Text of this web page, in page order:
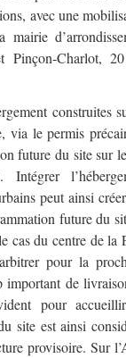
avec une
Pinçon-Charlot,
construites
via le permis
future du site sur
Intégrer
peut ainsi
future du
cas du centre de la
pour la
important de
pour
site est ainsi
provisoire. Sur